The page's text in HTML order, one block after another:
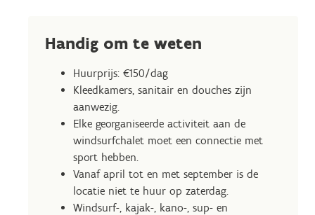
Handig om te weten
Huurprijs: €150/dag
Kleedkamers, sanitair en douches zijn
aanwezig.
Elke georganiseerde activiteit aan de
windsurfchalet moet een connectie met
sport hebben.
Vanaf april tot en met september is de
locatie niet te huur op zaterdag.
Windsurf-, kajak-, kano-, sup- en